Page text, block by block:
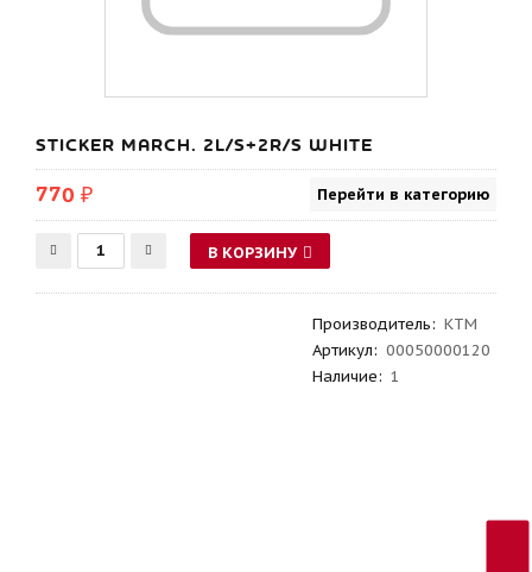
STICKER MARCH. 2L/S+2R/S WHITE
770 ₽ Перейти в категорию
В КОРЗИНУ
Производитель: KTM
Артикул: 00050000120
Наличие: 1